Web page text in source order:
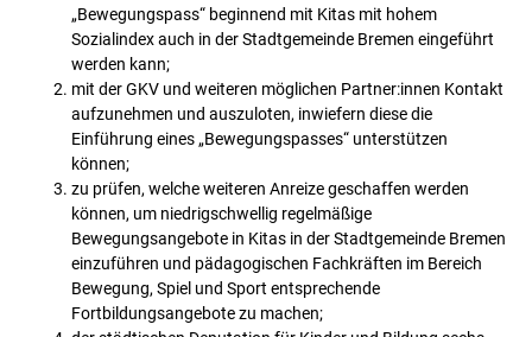
„Bewegungspass“ beginnend mit Kitas mit hohem
Sozialindex auch in der Stadtgemeinde Bremen eingeführt
werden kann;
mit der GKV und weiteren möglichen Partner:innen Kontakt
aufzunehmen und auszuloten, inwiefern diese die
Einführung eines „Bewegungspasses“ unterstützen
können;
zu prüfen, welche weiteren Anreize geschaffen werden
können, um niedrigschwellig regelmäßige
Bewegungsangebote in Kitas in der Stadtgemeinde Bremen
einzuführen und pädagogischen Fachkräften im Bereich
Bewegung, Spiel und Sport entsprechende
Fortbildungsangebote zu machen;